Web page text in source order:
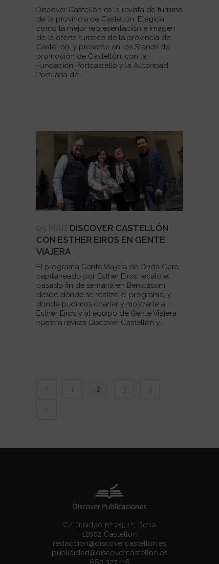
Discover Castellón es la revista de turismo
de la provincia de Castellón. Elegida
como la mejor representación e imagen
de la oferta turística de la provincia de
Castellón, y presente en los Stands de
promoción de Castellón, con la
Fundación Portcastelló y la Autoridad
Portuaria de...
DISCOVER CASTELLÓN
CON ESTHER EIROS EN GENTE
VIAJERA
El programa Gente Viajera de Onda Cero,
capitaneado por Esther Eiros recaló el
pasado fin de semana en Benicàssim,
desde donde se realizo el programa, y
donde pudimos charlar y mostrarle a
Esther Eiros y al equipo de Gente Viajera,
nuestra revista Discover Castellón y...
2
C/ Trinidad nº 29, 1º, Dcha
12002 Castellón
redaccion@discovercastellon.es
publicidad@discovercastellon.es